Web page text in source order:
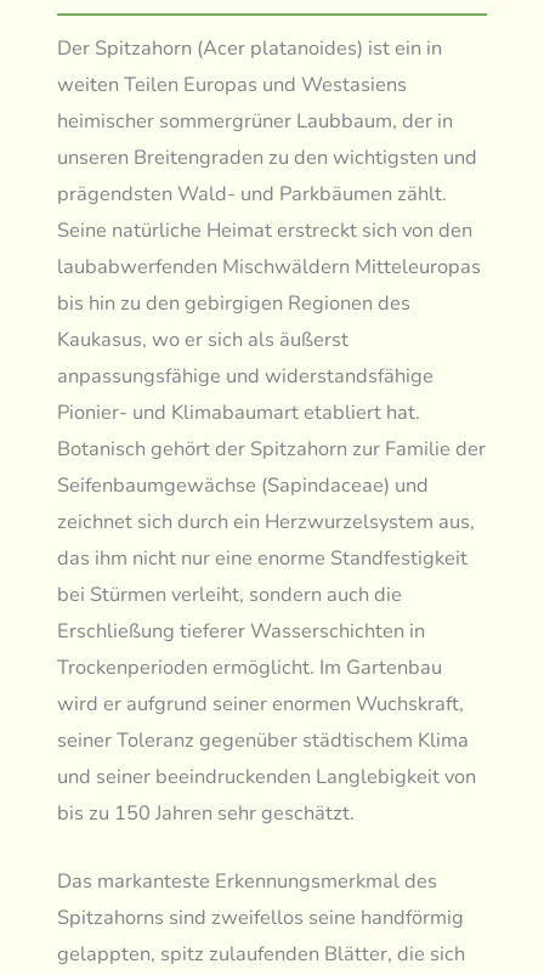
Der Spitzahorn (Acer platanoides) ist ein in
weiten Teilen Europas und Westasiens
heimischer sommergrüner Laubbaum, der in
unseren Breitengraden zu den wichtigsten und
prägendsten Wald- und Parkbäumen zählt.
Seine natürliche Heimat erstreckt sich von den
laubabwerfenden Mischwäldern Mitteleuropas
bis hin zu den gebirgigen Regionen des
Kaukasus, wo er sich als äußerst
anpassungsfähige und widerstandsfähige
Pionier- und Klimabaumart etabliert hat.
Botanisch gehört der Spitzahorn zur Familie der
Seifenbaumgewächse (Sapindaceae) und
zeichnet sich durch ein Herzwurzelsystem aus,
das ihm nicht nur eine enorme Standfestigkeit
bei Stürmen verleiht, sondern auch die
Erschließung tieferer Wasserschichten in
Trockenperioden ermöglicht. Im Gartenbau
wird er aufgrund seiner enormen Wuchskraft,
seiner Toleranz gegenüber städtischem Klima
und seiner beeindruckenden Langlebigkeit von
bis zu 150 Jahren sehr geschätzt.
Das markanteste Erkennungsmerkmal des
Spitzahorns sind zweifellos seine handförmig
gelappten, spitz zulaufenden Blätter, die sich